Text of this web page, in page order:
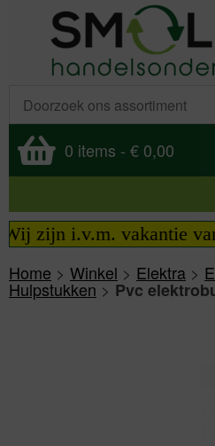
0 items - € 0,00
i.v.m. vakantie van
Home > Winkel > Elektra >
Hulpstukken>Pvc